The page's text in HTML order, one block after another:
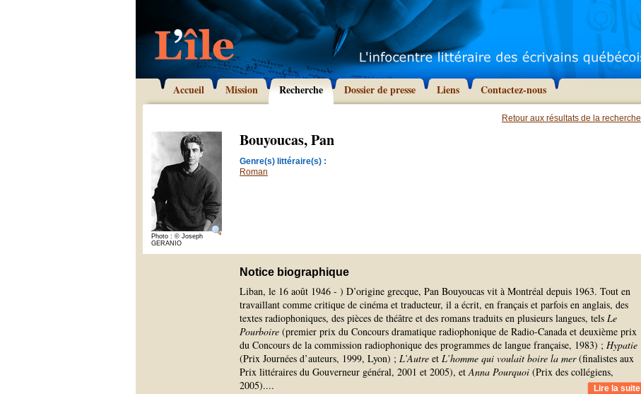
Accueil Mission Recherche Dossier de presse Liens Contactez-nous
Retour aux résultats de la recherche
Photo : © Joseph
GERANIO
Bouyoucas, Pan
Genre(s) littéraire(s) :
Roman
Notice biographique
Liban, le 16 août 1946 - ) D’origine grecque, Pan Bouyoucas vit à Montréal depuis 1963. Tout en
travaillant comme critique de cinéma et traducteur, il a écrit, en français et parfois en anglais, des
textes radiophoniques, des pièces de théâtre et des romans traduits en plusieurs langues, tels Le
Pourboire (premier prix du Concours dramatique radiophonique de Radio-Canada et deuxième prix
du Concours de la commission radiophonique des programmes de langue française, 1983) ; Hypatie
(Prix Journées d’auteurs, 1999, Lyon) ; L’Autre et L’homme qui voulait boire la mer(finalistes aux
Prix littéraires du Gouverneur général, 2001 et 2005), etAnna Pourquoi (Prix des collégiens,
2005).... Lire la suite